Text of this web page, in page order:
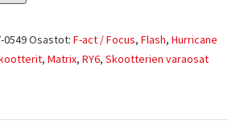
0549Osastot: F-act / Focus, Flash, Hurricane
, Matrix, RY6, Skootterien varaosat